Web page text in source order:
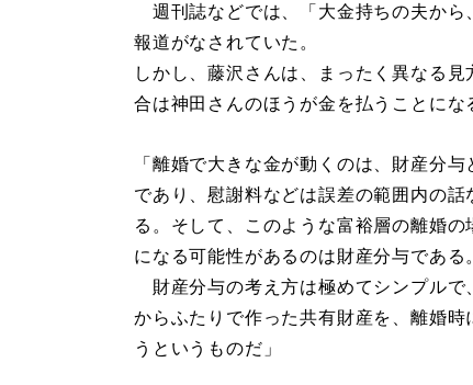
週刊誌などでは、「大金持ちの夫から
報道がなされていた。
しかし、藤沢さんは、まったく異なる
合は神田さんのほうが金を払うことにな
「離婚で大きな金が動くのは、財産分与
であり、慰謝料などは誤差の範囲内の話
る。そして、このような富裕層の離婚の
になる可能性があるのは財産分与である
財産分与の考え方は極めてシンプルで
からふたりで作った共有財産を、離婚時
うというものだ」